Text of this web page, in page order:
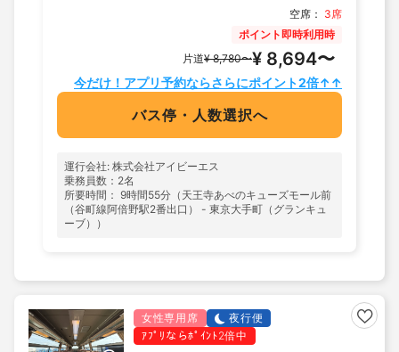
空席： 3席
ポイント即時利用時
片道¥ 8,780〜¥ 8,694〜
今だけ！アプリ予約ならさらにポイント2倍↑↑
バス停・人数選択へ
運行会社: 株式会社アイビーエス
乗務員数：2名
所要時間： 9時間55分（天王寺あべのキューズモール前
（谷町線阿倍野駅2番出口） - 東京大手町（グランキュ
ーブ））
女性専用席
夜行便
ｱﾌﾟﾘならﾎﾟｲﾝﾄ2倍中